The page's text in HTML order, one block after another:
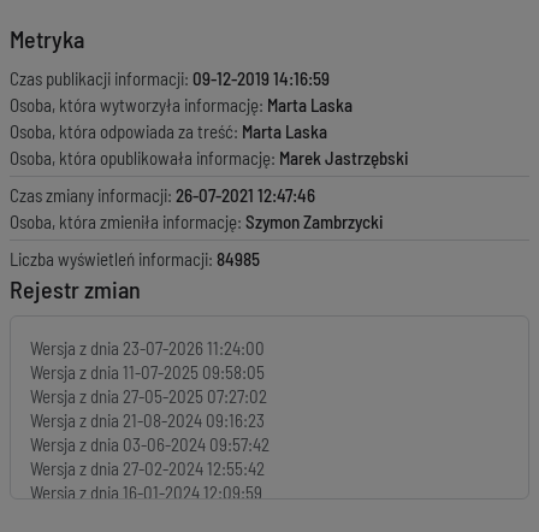
Metryka
Czas publikacji informacji: 09-12-2019 14:16:59
Osoba, która wytworzyła informację: Marta Laska
Osoba, która odpowiada za treść: Marta Laska
Osoba, która opublikowała informację: Marek Jastrzębski
Czas zmiany informacji: 26-07-2021 12:47:46
Osoba, która zmieniła informację: Szymon Zambrzycki
Liczba wyświetleń informacji: 84985
Rejestr zmian
Wersja z dnia 23-07-2026 11:24:00
Wersja z dnia 11-07-2025 09:58:05
Wersja z dnia 27-05-2025 07:27:02
Wersja z dnia 21-08-2024 09:16:23
Wersja z dnia 03-06-2024 09:57:42
Wersja z dnia 27-02-2024 12:55:42
Wersja z dnia 16-01-2024 12:09:59